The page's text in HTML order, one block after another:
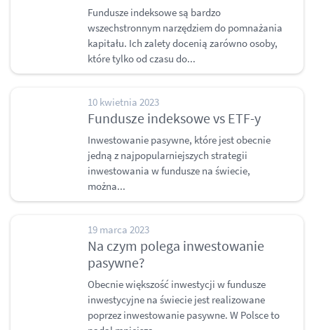
Fundusze indeksowe są bardzo
wszechstronnym narzędziem do pomnażania
kapitału. Ich zalety docenią zarówno osoby,
które tylko od czasu do...
10 kwietnia 2023
Fundusze indeksowe vs ETF-y
Inwestowanie pasywne, które jest obecnie
jedną z najpopularniejszych strategii
inwestowania w fundusze na świecie,
można...
19 marca 2023
Na czym polega inwestowanie
pasywne?
Obecnie większość inwestycji w fundusze
inwestycyjne na świecie jest realizowane
poprzez inwestowanie pasywne. W Polsce to